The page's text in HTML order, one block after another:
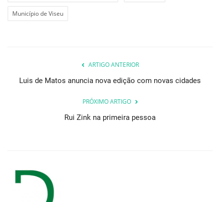
Município de Viseu
ARTIGO ANTERIOR
Luis de Matos anuncia nova edição com novas cidades
PRÓXIMO ARTIGO
Rui Zink na primeira pessoa